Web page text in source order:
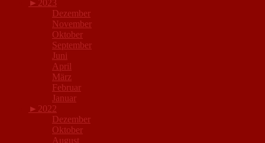
► 2023
Dezember
November
Oktober
September
Juni
April
März
Februar
Januar
► 2022
Dezember
Oktober
August